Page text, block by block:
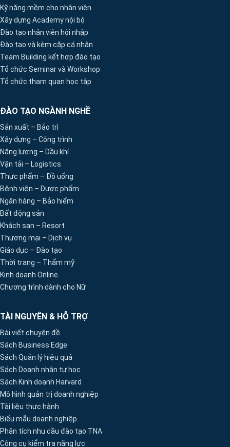
Kỹ năng mềm cho nhân viên
Xây dựng Academy nội bộ
Đào tạo nhân viên hội nhập
Đào tạo và kèm cặp cá nhân
Team Building kết hợp đào tạo
Tổ chức Seminar và Workshop
Tổ chức tham quan học tập
ĐÀO TẠO NGÀNH NGHỀ
Sản xuất – Bảo trì
Xây dựng – Công trình
Năng lượng – Dầu khí
Vận tải – Logistics
Thực phẩm – Đồ uống
Bệnh viện – Dược phẩm
Ngân hàng – Bảo hiểm
Bất động sản
Khách sạn – Resort
Thương mại – Dịch vụ
Giáo dục – Đào tạo
Thời trang – Thẩm mỹ
Kinh doanh Online
Chương trình dành cho Nữ
TÀI NGUYÊN & HỖ TRỢ
Bài viết chuyên đề
Sách Business Edge
Sách Quản lý hiệu quả
Sách Doanh nhân tự học
Sách Kinh doanh Harvard
Mô hình quản trị doanh nghiệp
Tài liệu thực hành
Biểu mẫu doanh nghiệp
Phân tích nhu cầu đào tạo TNA
Công cụ kiểm tra năng lực